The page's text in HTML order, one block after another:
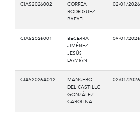
CIAS2026002
CORREA
RODRIGUEZ
RAFAEL
02/01/2026
CIAS2026001
BECERRA
JIMÉNEZ
JESÚS
DAMIÁN
09/01/2026
CIAS2026A012
MANCEBO
DEL CASTILLO
GONZÁLEZ
CAROLINA
02/01/2026